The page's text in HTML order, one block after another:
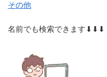
その他
名前でも検索できます⬇⬇⬇